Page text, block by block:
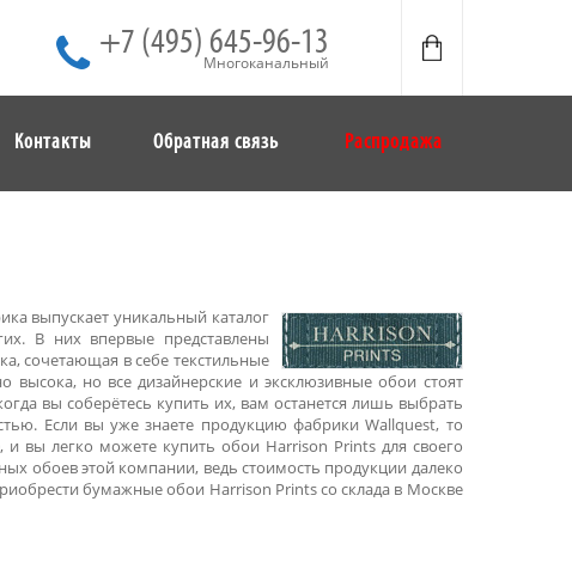
+7 (495) 645-96-13
Многоканальный
Контакты Обратная связь Распродажа
выпускает уникальный каталог
В них впервые представлены
сочетающая в себе текстильные
но все дизайнерские и эксклюзивные обои стоят
вы соберётесь купить их, вам останется лишь выбрать
Если вы уже знаете продукцию фабрики Wallquest, то
вы легко можете купить обои Harrison Prints для своего
обоев этой компании, ведь стоимость продукции далеко
бумажные обои Harrison Prints со склада в Москве